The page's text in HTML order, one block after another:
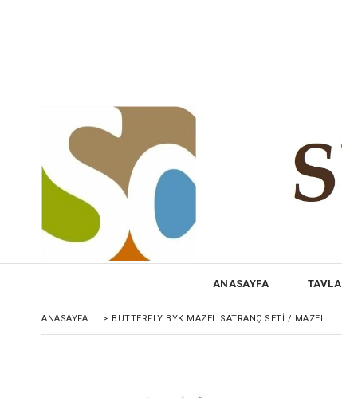
ANASAYFA TAVLA
ANASAYFA > BUTTERFLY BYK MAZEL SATRANÇ SETI / MAZEL